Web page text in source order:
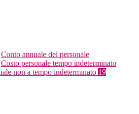
Conto annuale del personale
Costo personale tempo indeterminato
non a tempo indeterminato 19